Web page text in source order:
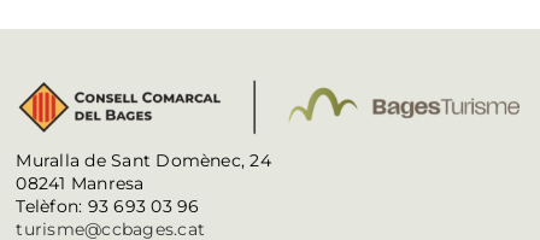
Muralla de Sant Domènec, 24
08241 Manresa
Telèfon: 93 693 03 96
turisme@ccbages.cat